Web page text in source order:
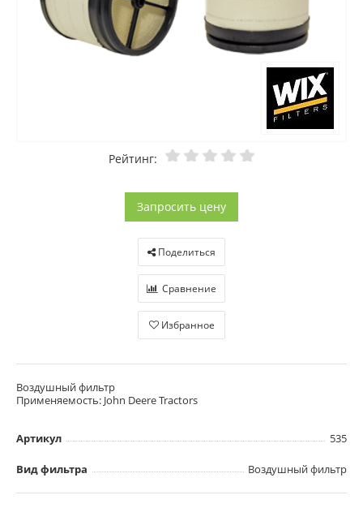
Рейтинг:
Запросить цену
Поделиться
Сравнение
Избранное
Воздушный фильтр
Применяемость: John Deere Tractors
Артикул 535
Вид фильтра Воздушный фильтр